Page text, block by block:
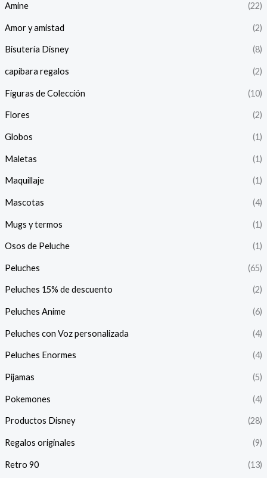
Amine (22)
Amor y amistad (2)
Bisutería Disney (8)
capibara regalos (2)
Figuras de Colección (10)
Flores (2)
Globos (1)
Maletas (1)
Maquillaje (1)
Mascotas (4)
Mugs y termos (1)
Osos de Peluche (1)
Peluches (65)
Peluches 15% de descuento (2)
Peluches Anime (6)
Peluches con Voz personalizada (4)
Peluches Enormes (4)
Pijamas (5)
Pokemones (4)
Productos Disney (28)
Regalos originales (9)
Retro 90 (13)